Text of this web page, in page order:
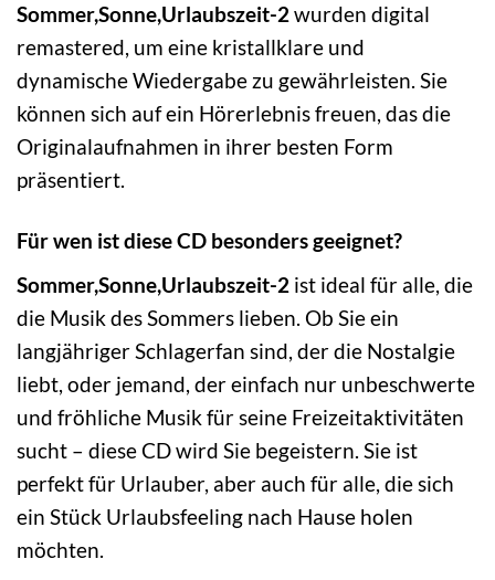
Sommer,Sonne,Urlaubszeit-2 wurden digital
remastered, um eine kristallklare und
dynamische Wiedergabe zu gewährleisten. Sie
können sich auf ein Hörerlebnis freuen, das die
Originalaufnahmen in ihrer besten Form
präsentiert.
Für wen ist diese CD besonders geeignet?
Sommer,Sonne,Urlaubszeit-2 ist ideal für alle, die
die Musik des Sommers lieben. Ob Sie ein
langjähriger Schlagerfan sind, der die Nostalgie
liebt, oder jemand, der einfach nur unbeschwerte
und fröhliche Musik für seine Freizeitaktivitäten
sucht – diese CD wird Sie begeistern. Sie ist
perfekt für Urlauber, aber auch für alle, die sich
ein Stück Urlaubsfeeling nach Hause holen
möchten.